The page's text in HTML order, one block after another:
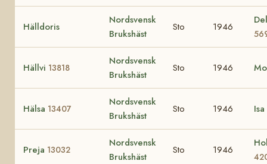
Hälldoris
Nordsvensk
Brukshäst
Sto 1946
Hällvi 13818
Nordsvensk
Brukshäst
Sto 1946
Hälsa 13407
Nordsvensk
Brukshäst
Sto 1946
Preja 13032
Nordsvensk
Brukshäst
Sto 1946